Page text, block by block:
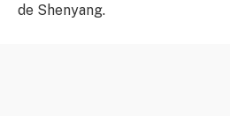
de Shenyang.